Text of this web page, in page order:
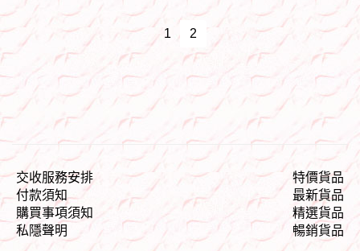
購買三件或以上一律8折※
包順豐運費】
1 2
交收服務安排
付款須知
購買事項須知
私隱聲明
特價貨品
最新貨品
精選貨品
暢銷貨品